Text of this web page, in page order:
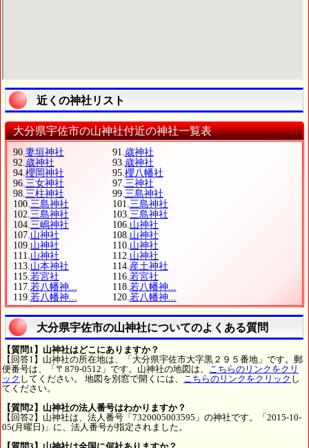
近くの神社リスト
大分県宇佐市の山神社付近の神社一覧表
90.妻垣神社 91.歳神社
92.歳神社 93.歳神社
94.櫻岡神社 95.櫻八幡社
96.三女神社 97.三神社
98.三柱神社 99.三島神社
100.三島神社 101.三島神社
102.三島神社 103.三島神社
104.三嶋神社 106.山神社
107.山神社 108.山神社
109.山神社 110.山神社
111.山神社 112.山神社
113.山本神社 114.産土神社
115.若宮社 116.若宮社
117.若八幡神... 118.若八幡神...
119.若八幡神... 120.若八幡神...
大分県宇佐市の山神社についてのよくある質問
【質問1】山神社はどこにありますか？
【回答1】山神社の所在地は、「大分県宇佐市大字黒２９５番地」です。郵
便番号は、「〒879-0512」です。山神社の地図は、 こちらのリンクをクリ
ック してください。 地図を別窓で開くには、 こちらのリンクをクリック し
てください。
【質問2】山神社の法人番号はわかりますか？
【回答2】山神社は、法人番号「7320005003595」の神社です。「2015-10-
05(月曜日)」に、法人番号が指定されました。